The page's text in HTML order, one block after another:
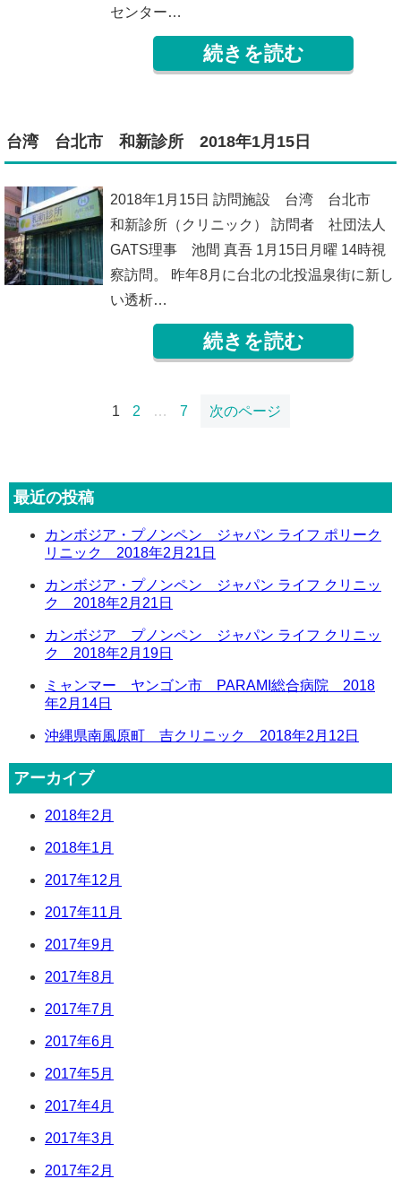
センター…
続きを読む
台湾 台北市 和新診所 2018年1月15日
2018年1月15日 訪問施設 台湾 台北市
和新診所（クリニック） 訪問者 社団法人
GATS理事 池間 真吾 1月15日月曜 14時視
察訪問。 昨年8月に台北の北投温泉街に新し
い透析…
続きを読む
稿
ー
固
ー
ジ
1
固
ー
ジ
2 …
固
ー
ジ
7 次のページ
最近の投稿
カンボジア・プノンペン ジャパン ライフ ポリーク
リニック 2018年2月21日
カンボジア・プノンペン ジャパン ライフ クリニッ
ク 2018年2月21日
カンボジア プノンペン ジャパン ライフ クリニッ
ク 2018年2月19日
ミャンマー ヤンゴン市 PARAMI総合病院 2018
年2月14日
沖縄県南風原町 吉クリニック 2018年2月12日
アーカイブ
2018年2月
2018年1月
2017年12月
2017年11月
2017年9月
2017年8月
2017年7月
2017年6月
2017年5月
2017年4月
2017年3月
2017年2月